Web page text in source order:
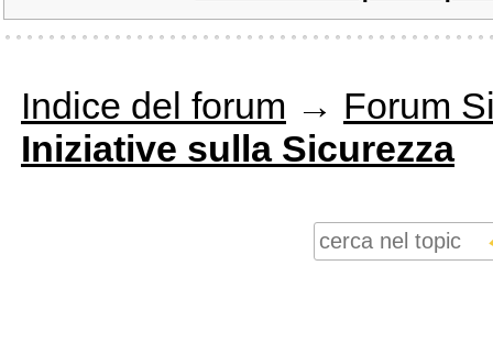
Indice del forum → Forum
Iniziative sulla Sicurezza